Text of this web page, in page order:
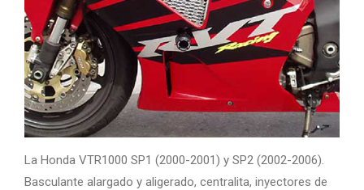
La Honda VTR1000 SP1 (2000-2001) y SP2 (2002-2006).
Basculante alargado y aligerado, centralita, inyectores de